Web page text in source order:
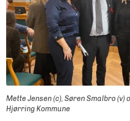
Mette Jensen (c), Søren Smalbro (v)
Hjørring Kommune